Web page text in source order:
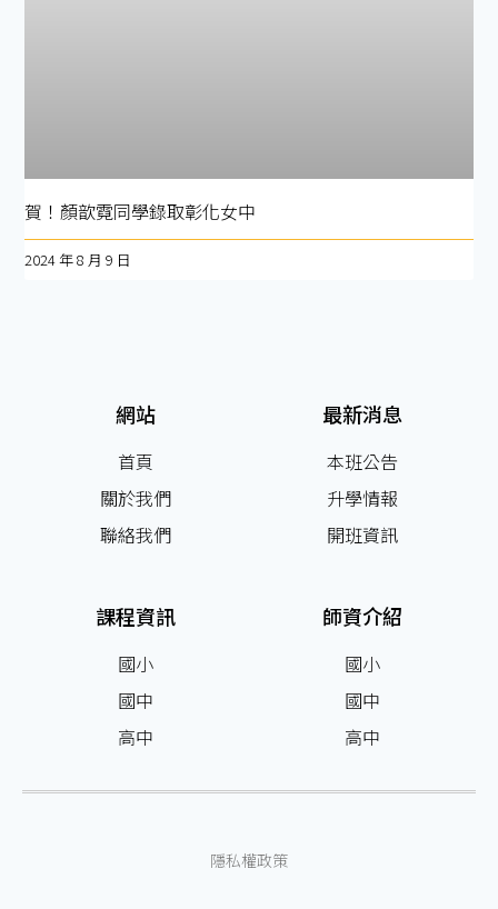
賀！顏歆霓同學錄取彰化女中
2024 年 8 月 9 日
網站
首頁
關於我們
聯絡我們
最新消息
本班公告
升學情報
開班資訊
課程資訊
國小
國中
高中
師資介紹
國小
國中
高中
隱私權政策